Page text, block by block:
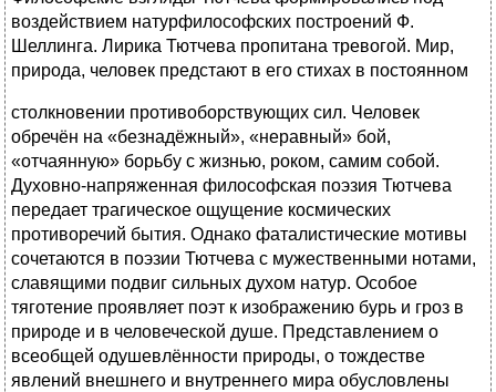
воздействием натурфилософских построений Ф.
Шеллинга. Лирика Тютчева пропитана тревогой. Мир,
природа, человек предстают в его стихах в постоянном
столкновении противоборствующих сил. Человек
обречён на «безнадёжный», «неравный» бой,
«отчаянную» борьбу с жизнью, роком, самим собой.
Духовно-напряженная философская поэзия Тютчева
передает трагическое ощущение космических
противоречий бытия. Однако фаталистические мотивы
сочетаются в поэзии Тютчева с мужественными нотами,
славящими подвиг сильных духом натур. Особое
тяготение проявляет поэт к изображению бурь и гроз в
природе и в человеческой душе. Представлением о
всеобщей одушевлённости природы, о тождестве
явлений внешнего и внутреннего мира обусловлены